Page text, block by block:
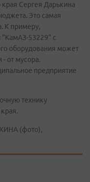
Сергея Дарькина
Это самая
К примеру,
"КамАЗ-53229" с
оборудования может
- от мусора.
предприятие
технику
(фото),